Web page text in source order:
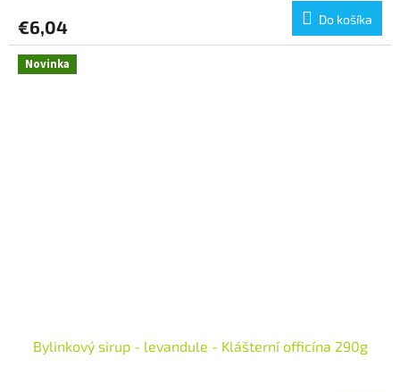
€6,04 Do košíka
Novinka
Bylinkový sirup - levandule - Klášterní officína 290g